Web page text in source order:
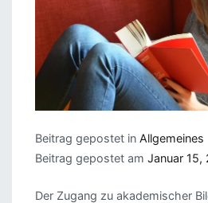
Beitrag gepostet in Allgemeines
Beitrag gepostet am Januar 15,
Der Zugang zu akademischer